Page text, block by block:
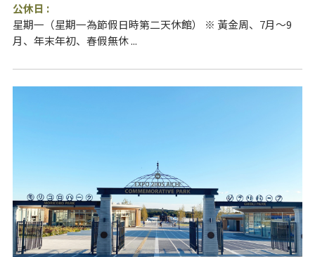
公休日 :
星期一（星期一為節假日時第二天休館） ※ 黃金周、7月～9
月、年末年初、春假無休 ...